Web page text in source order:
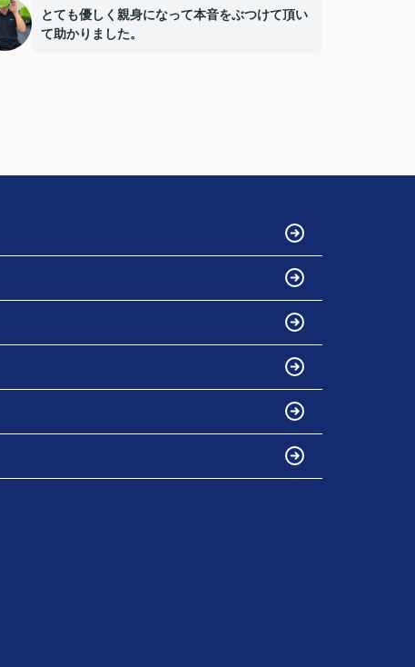
とても優しく親身になって本音をぶつけて頂い
て助かりました。